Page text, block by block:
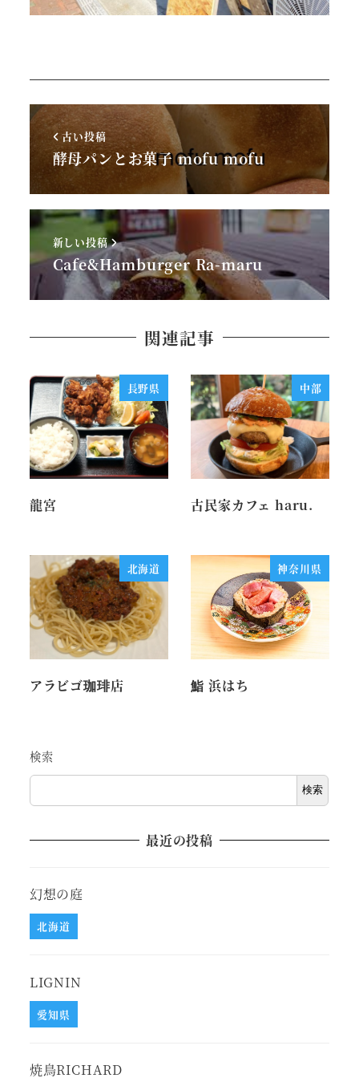
古い投稿
酵母パンとお菓子 mofu mofu
新しい投稿
Cafe&Hamburger Ra-maru
関連記事
長野県
龍宮
中部
古民家カフェ haru.
北海道
アラビゴ珈琲店
神奈川県
鮨 浜はち
検索
検索
最近の投稿
幻想の庭
北海道
LIGNIN
愛知県
焼鳥RICHARD